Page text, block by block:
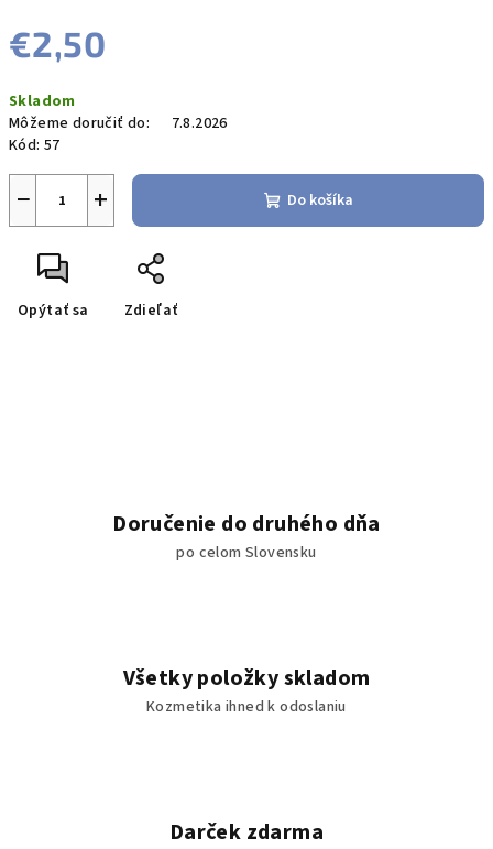
€2,50
cena:
Skladom
Môžeme doručiť do:
7.8.2026
Kód: 57
+
− Do košíka
Opýtať sa Zdieľať
Doručenie do druhého dňa
po celom Slovensku
Všetky položky skladom
Kozmetika ihned k odoslaniu
Darček zdarma